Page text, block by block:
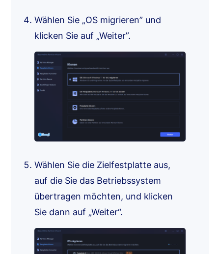
Wählen Sie „OS migrieren” und
klicken Sie auf „Weiter”.
Wählen Sie die Zielfestplatte aus,
auf die Sie das Betriebssystem
übertragen möchten, und klicken
Sie dann auf „Weiter“.